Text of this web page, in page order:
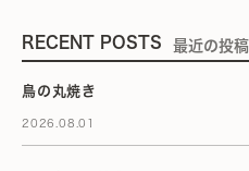
RECENT POSTS 最近の投稿
鳥の丸焼き
2026.08.01